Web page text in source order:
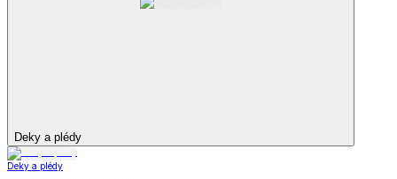
Deky a plédy
Deky a plédy